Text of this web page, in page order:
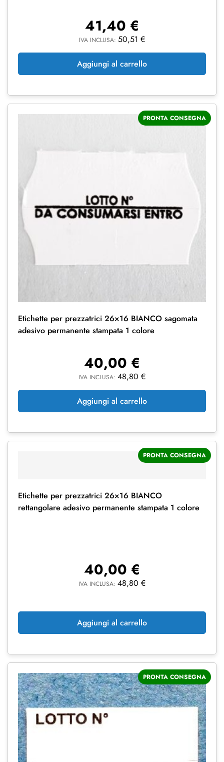
41,40 €
IVA INCLUSA: 50,51 €
Aggiungi al carrello
PRONTA CONSEGNA
Etichette per prezzatrici 26×16 BIANCO sagomata
adesivo permanente stampata 1 colore
40,00 €
IVA INCLUSA: 48,80 €
Aggiungi al carrello
PRONTA CONSEGNA
Etichette per prezzatrici 26×16 BIANCO
rettangolare adesivo permanente stampata 1 colore
40,00 €
IVA INCLUSA: 48,80 €
Aggiungi al carrello
PRONTA CONSEGNA